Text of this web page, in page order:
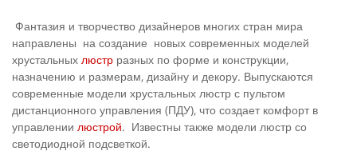
Фантазия и творчество дизайнеров многих стран мира
направлены на создание новых современных моделей
хрустальных люстр разных по форме и конструкции,
назначению и размерам, дизайну и декору. Выпускаются
современные модели хрустальных люстр с пультом
дистанционного управления (ПДУ), что создает комфорт в
управлении люстрой. Известны также модели люстр со
светодиодной подсветкой.